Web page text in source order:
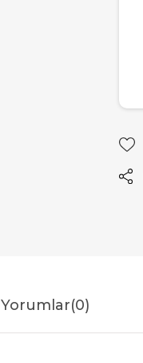
Yorumlar(0)